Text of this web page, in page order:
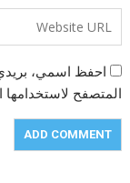
احفظ اسمي، بريدي
المتصفح لاستخدامها